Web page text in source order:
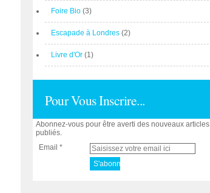
Foire Bio (3)
Escapade à Londres (2)
Livre d'Or (1)
Pour Vous Inscrire...
Abonnez-vous pour être averti des nouveaux articles
publiés.
Email